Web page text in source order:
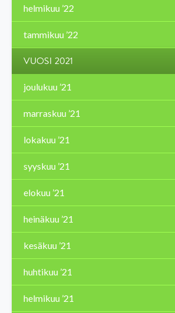
helmikuu ’22
tammikuu ’22
VUOSI 2021
joulukuu ’21
marraskuu ’21
lokakuu ’21
syyskuu ’21
elokuu ’21
heinäkuu ’21
kesäkuu ’21
huhtikuu ’21
helmikuu ’21